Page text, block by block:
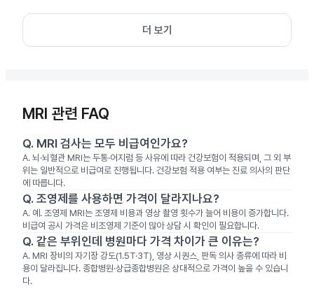
더 보기
MRI 관련 FAQ
Q. MRI 검사는 모두 비급여인가요?
A. 뇌·뇌혈관 MRI는 두통·어지럼 등 사유에 따라 건강보험이 적용되며, 그 외 부
위는 일반적으로 비급여로 진행됩니다. 건강보험 적용 여부는 진료 의사의 판단
에 따릅니다.
Q. 조영제를 사용하면 가격이 달라지나요?
A. 예. 조영제 MRI는 조영제 비용과 영상 촬영 횟수가 늘어 비용이 증가합니다.
비급여 공시 가격은 비조영제 기준이 많아 상담 시 확인이 필요합니다.
Q. 같은 부위인데 병원마다 가격 차이가 큰 이유는?
A. MRI 장비의 자기장 강도(1.5T·3T), 영상 시퀀스, 판독 의사 종류에 따라 비
용이 달라집니다. 종합병원·상급종합병원은 상대적으로 가격이 높을 수 있습니
다.